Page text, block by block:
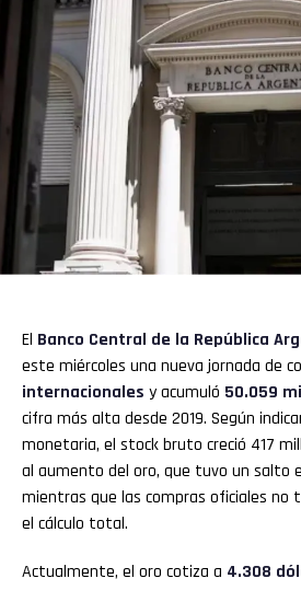
El Banco Central de la República
este miércoles una nueva jornada de
internacionales y acumuló 50.059
cifra más alta desde 2019. Según
monetaria, el stock bruto creció 417
al aumento del oro, que tuvo un salto
mientras que las compras oficiales no
el cálculo total.
Actualmente, el oro cotiza a 4.308